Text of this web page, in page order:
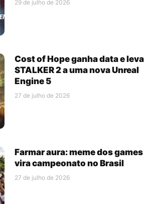
29 de julho de 2026
Cost of Hope ganha data e leva
STALKER 2 a uma nova Unreal
Engine 5
27 de julho de 2026
Farmar aura: meme dos games
vira campeonato no Brasil
27 de julho de 2026